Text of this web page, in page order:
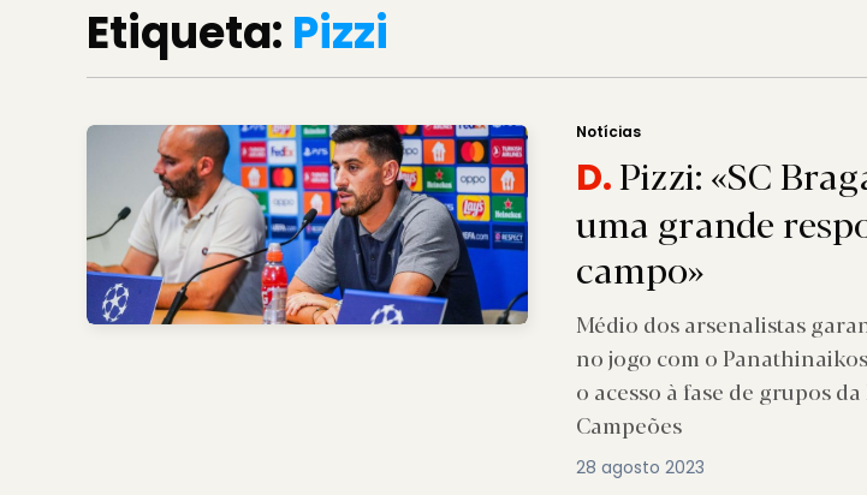
Etiqueta: Pizzi
Notícias
D.Pizzi: «SC
uma grande
campo»
Médio dos arsenalistas
no jogo com o
o acesso à fase de grupos
Campeões
28 agosto 2023